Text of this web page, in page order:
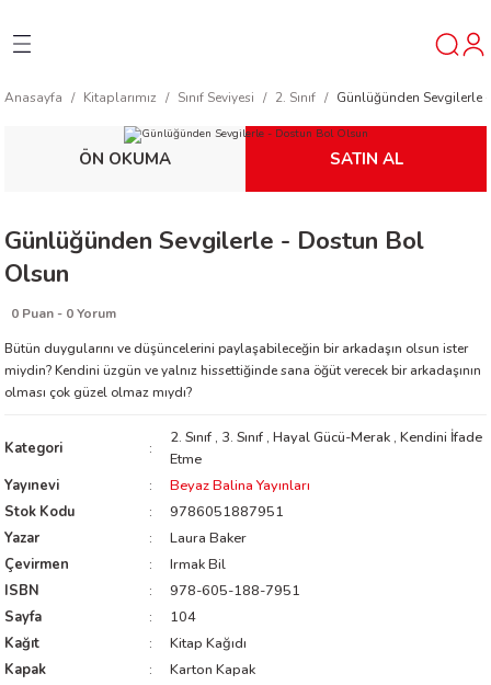
Anasayfa Kitaplarımız Sınıf Seviyesi 2. Sınıf Günlüğünden Sevgilerle
ÖN OKUMA SATIN AL
Günlüğünden Sevgilerle - Dostun Bol
Olsun
0 Puan - 0 Yorum
Bütün duygularını ve düşüncelerini paylaşabileceğin bir arkadaşın olsun ister
miydin? Kendini üzgün ve yalnız hissettiğinde sana öğüt verecek bir arkadaşının
olması çok güzel olmaz mıydı?
Kategori
2. Sınıf , 3. Sınıf , Hayal Gücü-Merak , Kendini İfade
Etme
Yayınevi
Beyaz Balina Yayınları
Stok Kodu
9786051887951
Yazar
Laura Baker
Çevirmen
Irmak Bil
ISBN
978-605-188-7951
Sayfa
104
Kağıt
Kitap Kağıdı
Kapak
Karton Kapak